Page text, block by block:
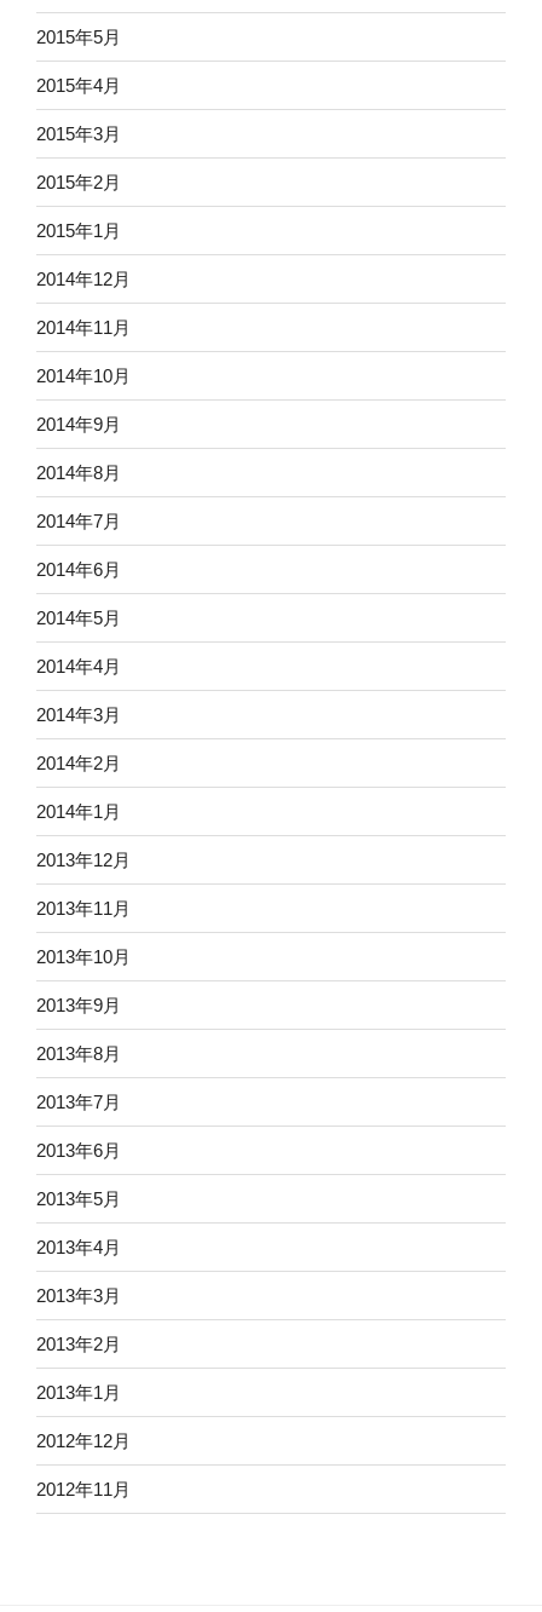
2015年5月
2015年4月
2015年3月
2015年2月
2015年1月
2014年12月
2014年11月
2014年10月
2014年9月
2014年8月
2014年7月
2014年6月
2014年5月
2014年4月
2014年3月
2014年2月
2014年1月
2013年12月
2013年11月
2013年10月
2013年9月
2013年8月
2013年7月
2013年6月
2013年5月
2013年4月
2013年3月
2013年2月
2013年1月
2012年12月
2012年11月